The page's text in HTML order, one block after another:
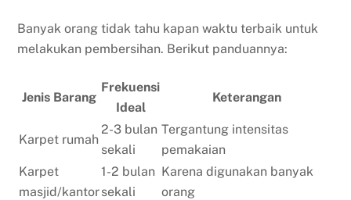
Banyak orang tidak tahu kapan waktu terbaik untuk
melakukan pembersihan. Berikut panduannya:
Jenis Barang
Frekuensi
Ideal
Keterangan
Karpet rumah
2-3 bulan
sekali
Tergantung intensitas
pemakaian
Karpet
masjid/kantor
1-2 bulan
sekali
Karena digunakan banyak
orang